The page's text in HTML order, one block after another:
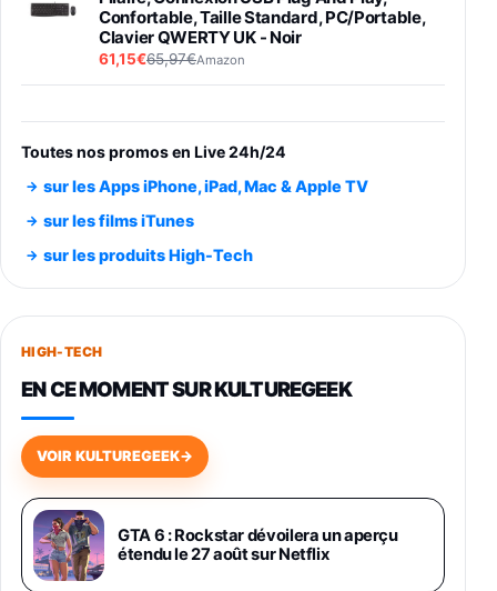
Confortable, Taille Standard, PC/Portable,
Clavier QWERTY UK - Noir
61,15€65,97€Amazon
entraénement direct 3 vitesses (33-45-78
trs/min) avec pre-ampli intégré et port USB
Smartphone SAMSUNG Galaxy S26 Ultra
891,99€1199€Fnac (Vendeur Tiers)
Smartphone SAMSUNG Galaxy S26+ Violet
749,99€
648,63€834,71€
Samsung Galaxy Miracle Ultra, Smartphone
Android 5G avec Galaxy AI, 512 Go,
Chargeur Secteur Rapide 25W Inclus,
Smartphone déverrouillé, Noir, Version FR
1019€
Toutes nos promos en Live 24h/24
sur les Apps iPhone, iPad, Mac & Apple TV
sur les films iTunes
sur les produits High-Tech
HIGH-TECH
EN CE MOMENT SUR KULTUREGEEK
VOIR KULTUREGEEK→
GTA 6 : Rockstar dévoilera un aperçu
étendu le 27 août sur Netflix